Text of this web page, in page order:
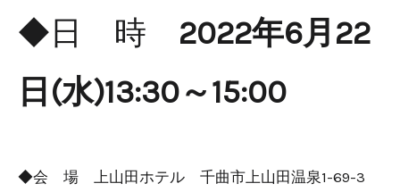
◆日 時 2022年6月22
日(水)13:30～15:00
◆会 場 上山田ホテル 千曲市上山田温泉1-69-3